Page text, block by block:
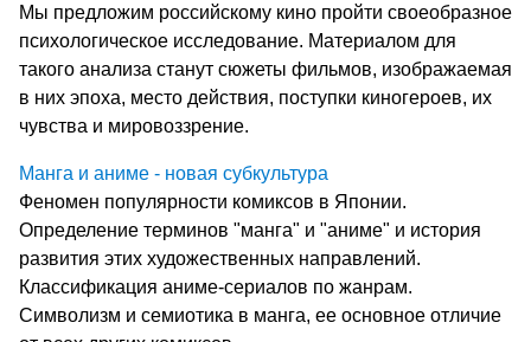
Мы предложим российскому кино пройти своеобразное
психологическое исследование. Материалом для
такого анализа станут сюжеты фильмов, изображаемая
в них эпоха, место действия, поступки киногероев, их
чувства и мировоззрение.
Манга и аниме - новая субкультура
Феномен популярности комиксов в Японии.
Определение терминов "манга" и "аниме" и история
развития этих художественных направлений.
Классификация аниме-сериалов по жанрам.
Символизм и семиотика в манга, ее основное отличие